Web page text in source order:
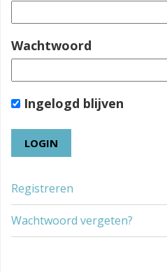
Wachtwoord
Ingelogd blijven
Registreren
Wachtwoord vergeten?